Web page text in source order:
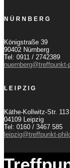
NÜRNBERG
Königstraße 39
90402 Nürnberg
Tel: 0911 / 2742389
LEIPZIG
Käthe-Kollwitz-Str. 113
04109 Leipzig
Tel: 0160 / 3467 585
leipzig@treffpunkt-